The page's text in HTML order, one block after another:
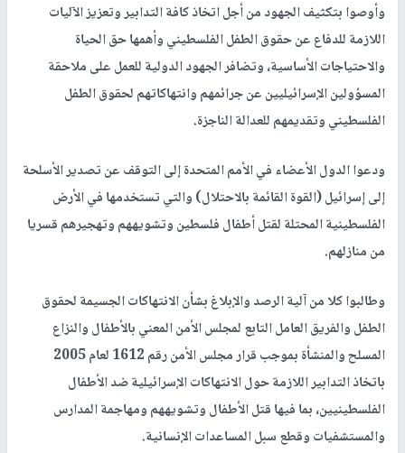
وأوصوا بتكثيف الجهود من أجل اتخاذ كافة التدابير وتعزيز الآليات
اللازمة للدفاع عن حقوق الطفل الفلسطيني وأهمها حق الحياة
والاحتياجات الأساسية، وتضافر الجهود الدولية للعمل على ملاحقة
المسؤولين الإسرائيليين عن جرائمهم وانتهاكاتهم لحقوق الطفل
الفلسطيني وتقديمهم للعدالة الناجزة.
ودعوا الدول الأعضاء في الأمم المتحدة إلى التوقف عن تصدير الأسلحة
إلى إسرائيل (القوة القائمة بالاحتلال) والتي تستخدمها في الأرض
الفلسطينية المحتلة لقتل أطفال فلسطين وتشويههم وتهجيرهم قسريا
من منازلهم.
وطالبوا كلا من آلية الرصد والإبلاغ بشأن الانتهاكات الجسيمة لحقوق
الطفل والفريق العامل التابع لمجلس الأمن المعني بالأطفال والنزاع
المسلح والمنشأة بموجب قرار مجلس الأمن رقم 1612 لعام 2005
باتخاذ التدابير اللازمة حول الانتهاكات الإسرائيلية ضد الأطفال
الفلسطينيين، بما فيها قتل الأطفال وتشويههم ومهاجمة المدارس
والمستشفيات وقطع سبل المساعدات الإنسانية.